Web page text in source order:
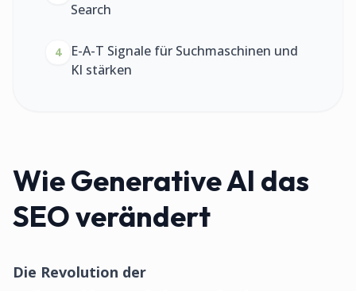
Search
4
E-A-T Signale für Suchmaschinen und
KI stärken
Wie Generative AI das
SEO verändert
Die Revolution der